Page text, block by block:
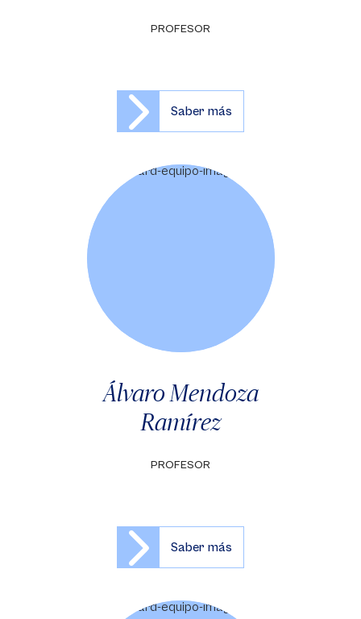
PROFESOR
Saber más
Álvaro Mendoza
Ramírez
PROFESOR
Saber más